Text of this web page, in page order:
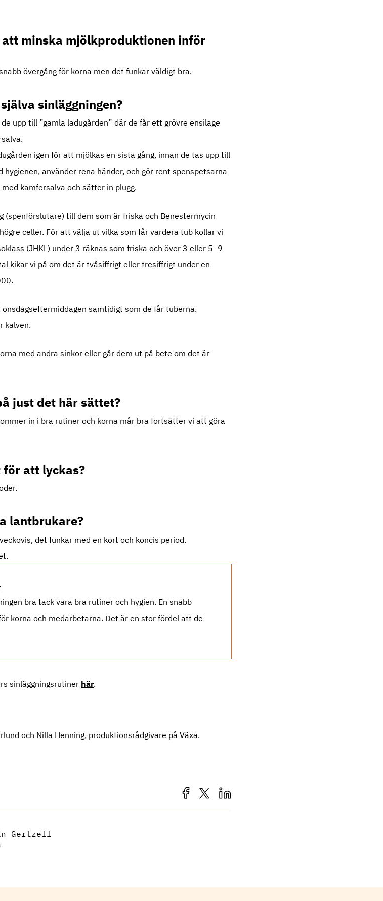
minska mjölkproduktionen inför
övergång för korna men det funkar väldigt bra.
sinläggningen?
upp till ”gamla ladugården” där de får ett grövre ensilage
igen för att mjölkas en sista gång, innan de tas upp till
hygienen, använder rena händer, och gör rent spenspetsarna
kamfersalva och sätter in plugg.
(spenförslutare) till dem som är friska och Benestermycin
celler. För att välja ut vilka som får vardera tub kollar vi
(JHKL) under 3 räknas som friska och över 3 eller 5–9
kikar vi på om det är tvåsiffrigt eller tresiffrigt under en
samtidigt som de får tuberna.
kalven.
med andra sinkor eller går dem ut på bete om det är
just det här sättet?
in i bra rutiner och korna mår bra fortsätter vi att göra
att lyckas?
lantbrukare?
det funkar med en kort och koncis period.
bra tack vara bra rutiner och hygien. En snabb
korna och medarbetarna. Det är en stor fördel att de
sinläggningsrutiner här.
och Nilla Henning, produktionsrådgivare på Växa.
Gertzell